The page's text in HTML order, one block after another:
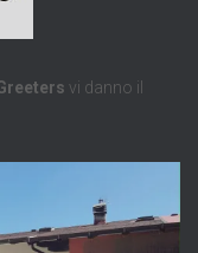
vi danno il